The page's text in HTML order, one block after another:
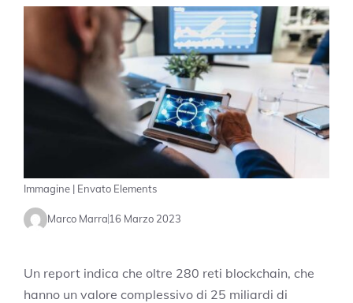
Immagine | Envato Elements
Marco Marra16 Marzo 2023
Un report indica che oltre 280 reti blockchain, che
hanno un valore complessivo di 25 miliardi di